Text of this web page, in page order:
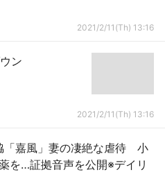
2021/2/11(Th) 13:16
ン
2021/2/11(Th) 13:16
「嘉風」妻の凄絶な虐待 小
を…証拠音声を公開※デイリ